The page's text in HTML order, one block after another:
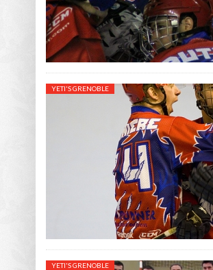
YETI'S GRENOBLE
YETI'S GRENOBLE